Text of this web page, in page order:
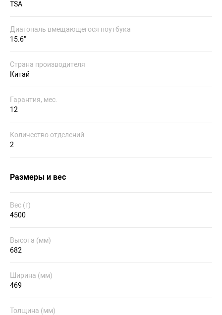
TSA
Диагональ вмещающегося ноутбука
15.6"
Страна производителя
Китай
Гарантия, мес.
12
Количество отделений
2
Размеры и вес
Вес (г)
4500
Высота (мм)
682
Ширина (мм)
469
Толщина (мм)